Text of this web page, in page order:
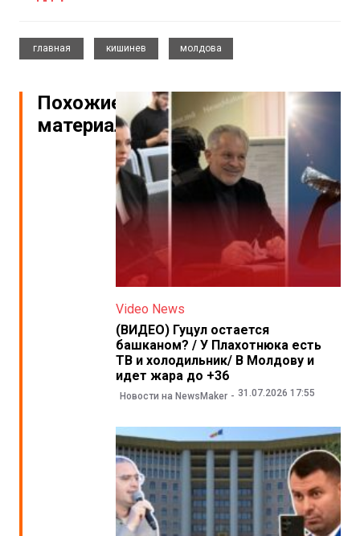
главная
кишинев
молдова
Похожие
материалы
Video News
(ВИДЕО) Гуцул остается
башканом? / У Плахотнюка есть
ТВ и холодильник/ В Молдову и
идет жара до +36
Новости на NewsMaker 31.07.2026 17:55